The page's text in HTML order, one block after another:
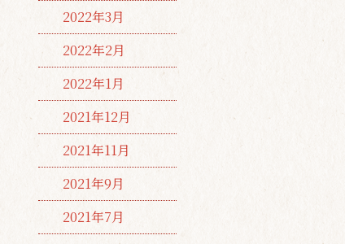
2022年3月
2022年2月
2022年1月
2021年12月
2021年11月
2021年9月
2021年7月